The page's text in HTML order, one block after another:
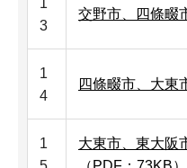
1
3
交野市、四條畷
1
4
四條畷市、大東
1
大東市、東大阪